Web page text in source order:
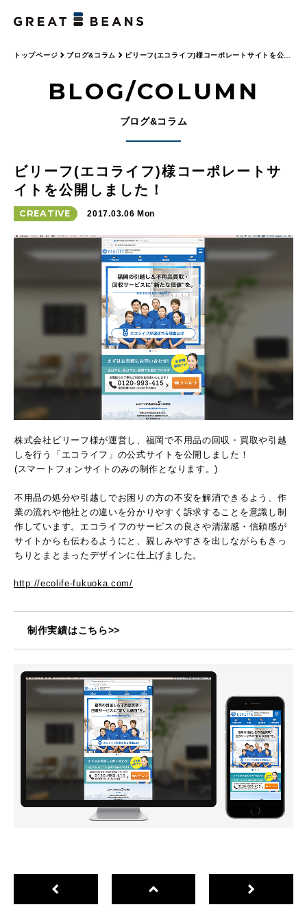
トップページ ブログ&コラム
ビリーフ(エコライフ)様コーポレートサイトを公開
BLOG/COLUMN
ブログ&コラム
ビリーフ(エコライフ)様コーポレートサ
イトを公開しました！
CREATIVE 2017.03.06 Mon
株式会社ビリーフ様が運営し、福岡で不用品の回収・買取や引越
しを行う「エコライフ」の公式サイトを公開しました！
(スマートフォンサイトのみの制作となります。)
不用品の処分や引越しでお困りの方の不安を解消できるよう、作
業の流れや他社との違いを分かりやすく訴求することを意識し制
作しています。エコライフのサービスの良さや清潔感・信頼感が
サイトからも伝わるようにと、親しみやすさを出しながらもきっ
ちりとまとまったデザインに仕上げました。
http://ecolife-fukuoka.com/
制作実績はこちら>>